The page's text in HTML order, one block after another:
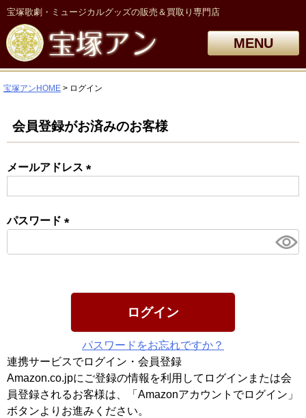
宝塚歌劇・ミュージカルグッズの販売＆買取り専門店
MENU
宝塚アンHOME ログイン
会員登録がお済みのお客様
メールアドレス
パスワード
須)
ログイン
パスワードをお忘れですか？
連携サービスでログイン・会員登録
Amazon.co.jpにご登録の情報を利用してログインまたは会
員登録されるお客様は、「Amazonアカウントでログイン」
ボタンよりお進みください。